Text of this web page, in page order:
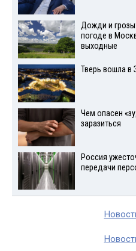
Дожди и
погоде в
выходные
Тверь вошла в
Чем опасен
заразиться
Россия
передачи